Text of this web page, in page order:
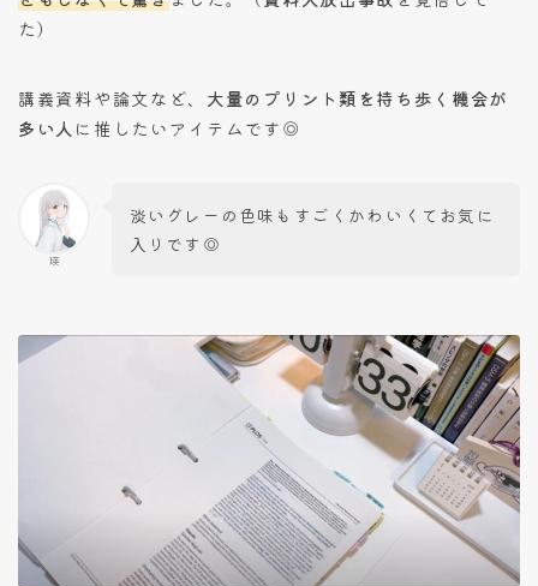
た）
講義資料や論文など、 大量のプリント類を持ち歩く機会が
多い人 に推したいアイテムです◎
瑛
淡いグレーの色味もすごくかわいくてお気に
入りです◎